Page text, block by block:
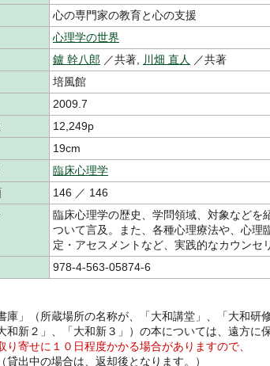
心の専門家の教育と心の支援
心理学の世界
鑪 幹八郎 ／共著, 川畑 直人
／共著
培風館
2009.7
12,249p
19cm
臨床心理学
146 ／ 146
臨床心理学の歴史、学問領域、対象などを
ついて言及。また、各種心理療法や、心理
定・アセスメントなど、実践的なカウンセ
978-4-563-05874-6
庫」（所蔵場所の名称が、「大和講堂」、「大和研修
和新２」、「大和新３」）の本については、遠方に
り寄せに１０日程度かかる場合がありますので、
（貸出中の場合は、返却後となります。）